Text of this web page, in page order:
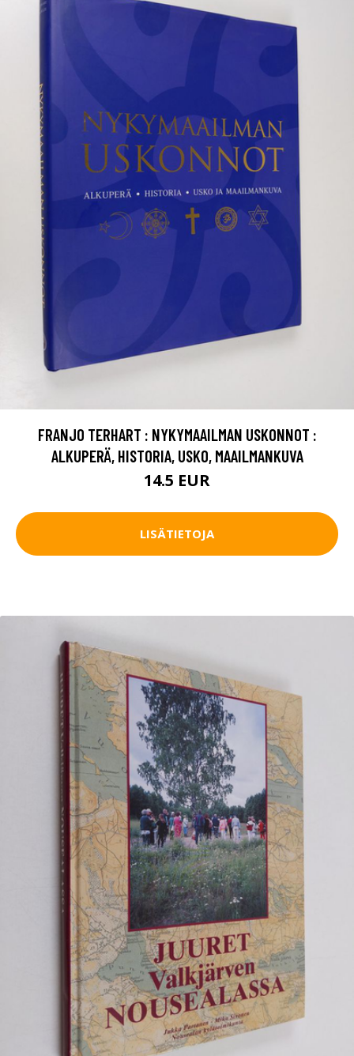
FRANJO TERHART : NYKYMAAILMAN USKONNOT :
ALKUPERÄ, HISTORIA, USKO, MAAILMANKUVA
14.5 EUR
LISÄTIETOJA